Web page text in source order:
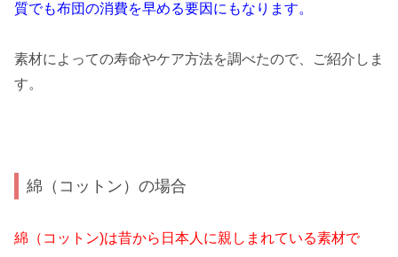
質でも布団の消費を早める要因にもなります。
素材によっての寿命やケア方法を調べたので、ご紹介しま
す。
綿（コットン）の場合
綿（コットン)は昔から日本人に親しまれている素材で